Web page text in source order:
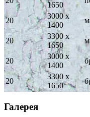
1650
20
3000 х
1400
20
3300 х
1650
20
3000 х
1400
20
3300 х
1650
Галерея